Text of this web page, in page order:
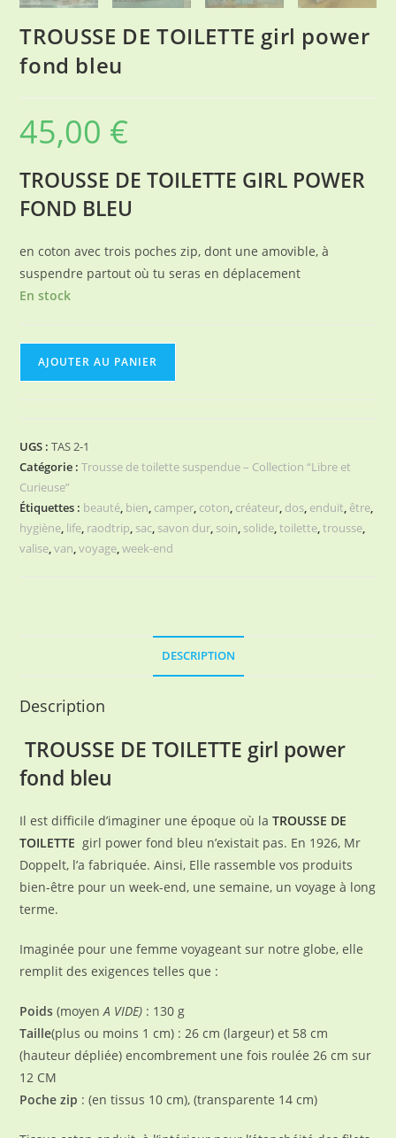
TROUSSE DE TOILETTE girl power
fond bleu
45,00 €
TROUSSE DE TOILETTE GIRL POWER
FOND BLEU
en coton avec trois poches zip, dont une amovible, à
suspendre partout où tu seras en déplacement
En stock
TOILETTE
girl
power
fond
bleu
AJOUTER AU PANIER
UGS :TAS 2-1
Catégorie :Trousse de toilette suspendue – Collection “Libre et
Curieuse”
Étiquettes : beauté, bien, camper, coton, créateur, dos, enduit, être,
hygiène, life, raodtrip, sac, savon dur, soin, solide,toilette,trousse,
valise,van,voyage,week-end
DESCRIPTION
Description
TROUSSE DE TOILETTE girl power
fond bleu
Il est difficile d’imaginer une époque où la TROUSSE DE
TOILETTE girl power fond bleu n’existait pas. En 1926, Mr
Doppelt, l’a fabriquée. Ainsi, Elle rassemble vos produits
bien-être pour un week-end, une semaine, un voyage à long
terme.
Imaginée pour une femme voyageant sur notre globe, elle
remplit des exigences telles que :
Poids (moyenA VIDE) : 130 g
Taille(plus ou moins 1 cm) : 26 cm (largeur) et 58 cm
(hauteur dépliée) encombrement une fois roulée 26 cm sur
12 CM
Poche zip : (en tissus 10 cm), (transparente 14 cm)